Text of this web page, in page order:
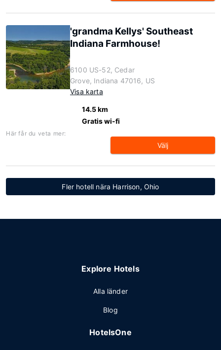
'grandma Kellys' Southeast
Indiana Farmhouse!
6100 US-52, Cedar
Grove, Indiana 47016, US
Visa karta
14.5 km
Gratis wi-fi
Här får du veta mer:
Välj
Fler hotell nära Harrison, Ohio
Explore Hotels
Alla länder
Blog
HotelsOne